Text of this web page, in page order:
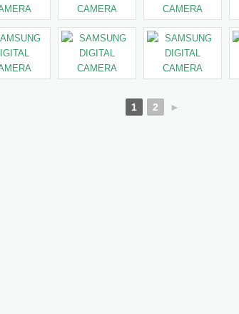
1 2 ►